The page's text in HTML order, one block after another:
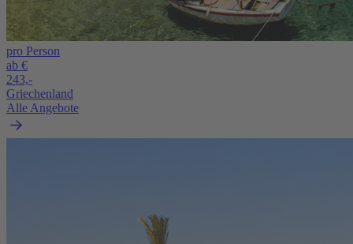
pro Person
ab €
243,-
Griechenland
Alle Angebote